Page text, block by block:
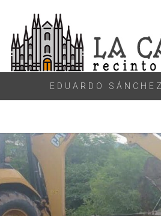
content
EDUARDO